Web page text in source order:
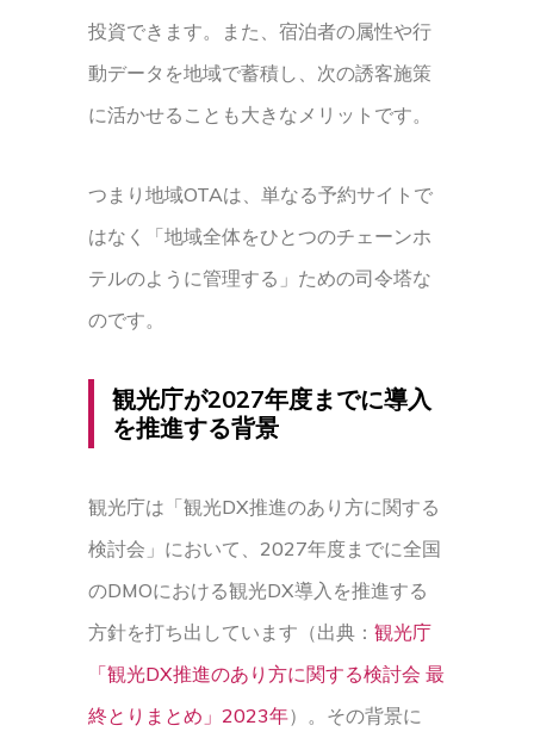
投資できます。また、宿泊者の属性や行
動データを地域で蓄積し、次の誘客施策
に活かせることも大きなメリットです。
つまり地域OTAは、単なる予約サイトで
はなく「地域全体をひとつのチェーンホ
テルのように管理する」ための司令塔な
のです。
観光庁が2027年度までに導入
を推進する背景
観光庁は「観光DX推進のあり方に関する
検討会」において、2027年度までに全国
のDMOにおける観光DX導入を推進する
方針を打ち出しています（出典： 観光庁
「観光DX推進のあり方に関する検討会 最
終とりまとめ」2023年）。その背景に